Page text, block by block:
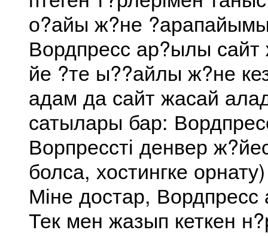
о?айы ж?не
Вордпресс ар?ылы
йе ?те ы??айлы ж?не кез
адам да сайт жасай
сатылары бар:
Ворпрессті денвер
болса, хостингке
Міне достар,
Тек мен жазып кеткен